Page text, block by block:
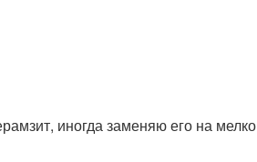
иногда заменяю его на мелко